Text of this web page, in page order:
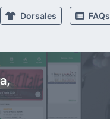
Dorsales FAQs